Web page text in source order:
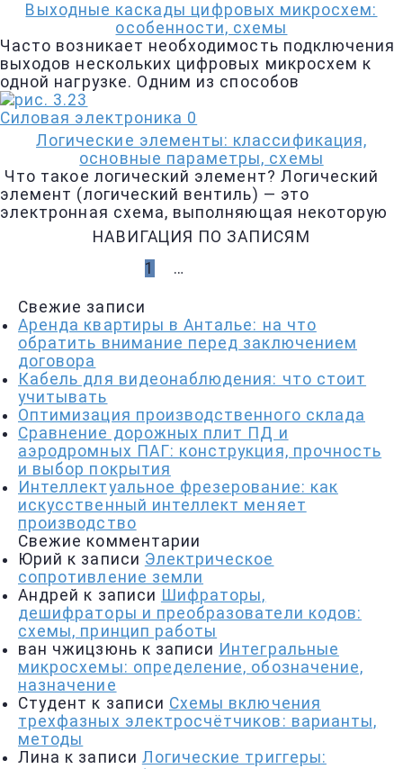
Выходные каскады цифровых микросхем:
особенности, схемы
Часто возникает необходимость подключения
выходов нескольких цифровых микросхем к
одной нагрузке. Одним из способов
Силовая электроника 0
Логические элементы: классификация,
основные параметры, схемы
Что такое логический элемент? Логический
элемент (логический вентиль) — это
электронная схема, выполняющая некоторую
НАВИГАЦИЯ ПО ЗАПИСЯМ
1
…
Свежие записи
Аренда квартиры в Анталье: на что
обратить внимание перед заключением
договора
Кабель для видеонаблюдения: что стоит
учитывать
Оптимизация производственного склада
Сравнение дорожных плит ПД и
аэродромных ПАГ: конструкция, прочность
и выбор покрытия
Интеллектуальное фрезерование: как
искусственный интеллект меняет
производство
Свежие комментарии
Юрий к записи Электрическое
сопротивление земли
Андрей к записи Шифраторы,
дешифраторы и преобразователи кодов:
схемы, принцип работы
ван чжицзюнь к записи Интегральные
микросхемы: определение, обозначение,
назначение
Студент к записи Схемы включения
трехфазных электросчётчиков: варианты,
методы
Лина к записи Логические триггеры: